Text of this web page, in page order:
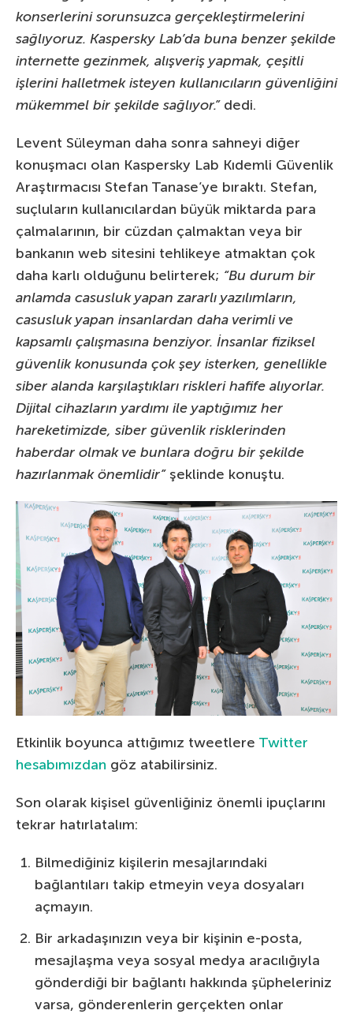
konserlerini sorunsuzca gerçekleştirmelerini
sağlıyoruz. Kaspersky Lab’da buna benzer şekilde
internette gezinmek, alışveriş yapmak, çeşitli
işlerini halletmek isteyen kullanıcıların güvenliğini
mükemmel bir şekilde sağlıyor.”dedi.
Levent Süleyman daha sonra sahneyi diğer
konuşmacı olan Kaspersky Lab Kıdemli Güvenlik
Araştırmacısı Stefan Tanase’ye bıraktı. Stefan,
suçluların kullanıcılardan büyük miktarda para
çalmalarının, bir cüzdan çalmaktan veya bir
bankanın web sitesini tehlikeye atmaktan çok
daha karlı olduğunu belirterek; “Bu durum bir
anlamda casusluk yapan zararlı yazılımların,
casusluk yapan insanlardan daha verimli ve
kapsamlı çalışmasına benziyor. İnsanlar fiziksel
güvenlik konusunda çok şey isterken, genellikle
siber alanda karşılaştıkları riskleri hafife alıyorlar.
Dijital cihazların yardımı ile yaptığımız her
hareketimizde, siber güvenlik risklerinden
haberdar olmak ve bunlara doğru bir şekilde
hazırlanmak önemlidir”şeklinde konuştu.
Etkinlik boyunca attığımız tweetlere Twitter
hesabımızdan göz atabilirsiniz.
Son olarak kişisel güvenliğiniz önemli ipuçlarını
tekrar hatırlatalım:
Bilmediğiniz kişilerin mesajlarındaki
bağlantıları takip etmeyin veya dosyaları
açmayın.
Bir arkadaşınızın veya bir kişinin e-posta,
mesajlaşma veya sosyal medya aracılığıyla
gönderdiği bir bağlantı hakkında şüpheleriniz
varsa, gönderenlerin gerçekten onlar